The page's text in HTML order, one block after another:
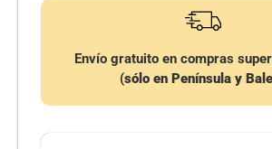
Envío gratuito en compras
(sólo en Península y